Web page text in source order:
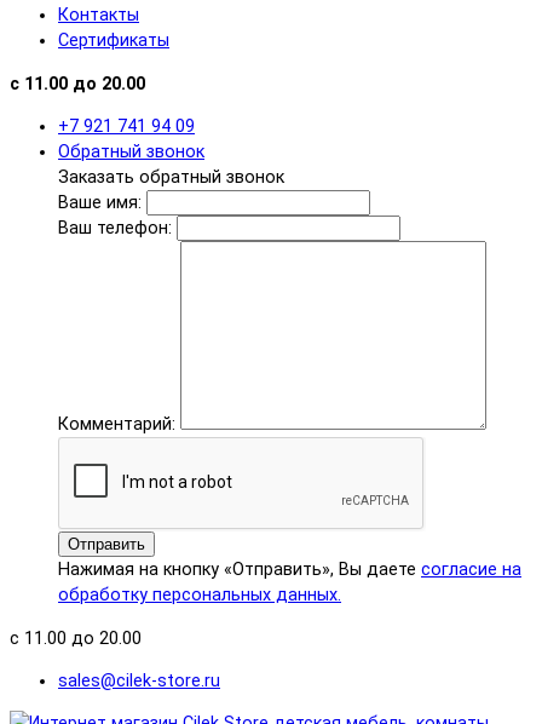
Контакты
Сертификаты
с 11.00 до 20.00
+7 921 741 94 09
Обратный звонок
Заказать обратный звонок
Ваше имя:
Ваш телефон:
Комментарий:
Отправить
Нажимая на кнопку «Отправить», Вы даете согласие на
обработку персональных данных.
с 11.00 до 20.00
sales@cilek-store.ru